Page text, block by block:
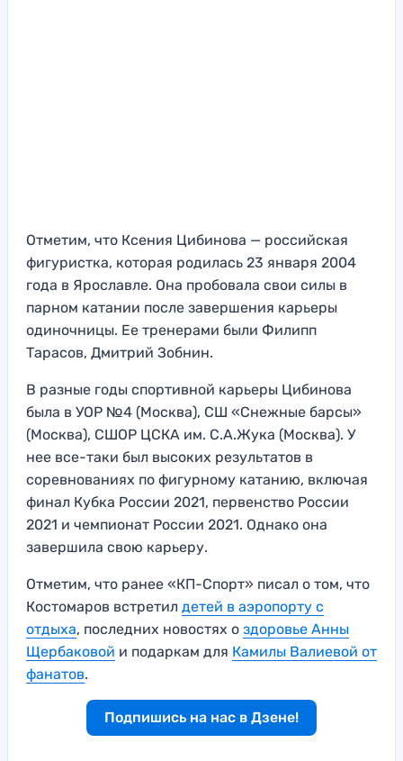
Отметим, что Ксения Цибинова — российская
фигуристка, которая родилась 23 января 2004
года в Ярославле. Она пробовала свои силы в
парном катании после завершения карьеры
одиночницы. Ее тренерами были Филипп
Тарасов, Дмитрий Зобнин.
В разные годы спортивной карьеры Цибинова
была в УОР №4 (Москва), СШ «Снежные барсы»
(Москва), СШОР ЦСКА им. С.А.Жука (Москва). У
нее все-таки был высоких результатов в
соревнованиях по фигурному катанию, включая
финал Кубка России 2021, первенство России
2021 и чемпионат России 2021. Однако она
завершила свою карьеру.
Отметим, что ранее «КП-Спорт» писал о том, что
Костомаров встретил детей в аэропорту с
отдыха, последних новостях о здоровье Анны
Щербаковой и подаркам для Камилы Валиевой от
фанатов.
Подпишись на нас в Дзене!